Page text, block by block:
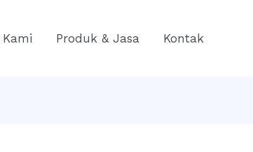
Produk & Jasa Kontak